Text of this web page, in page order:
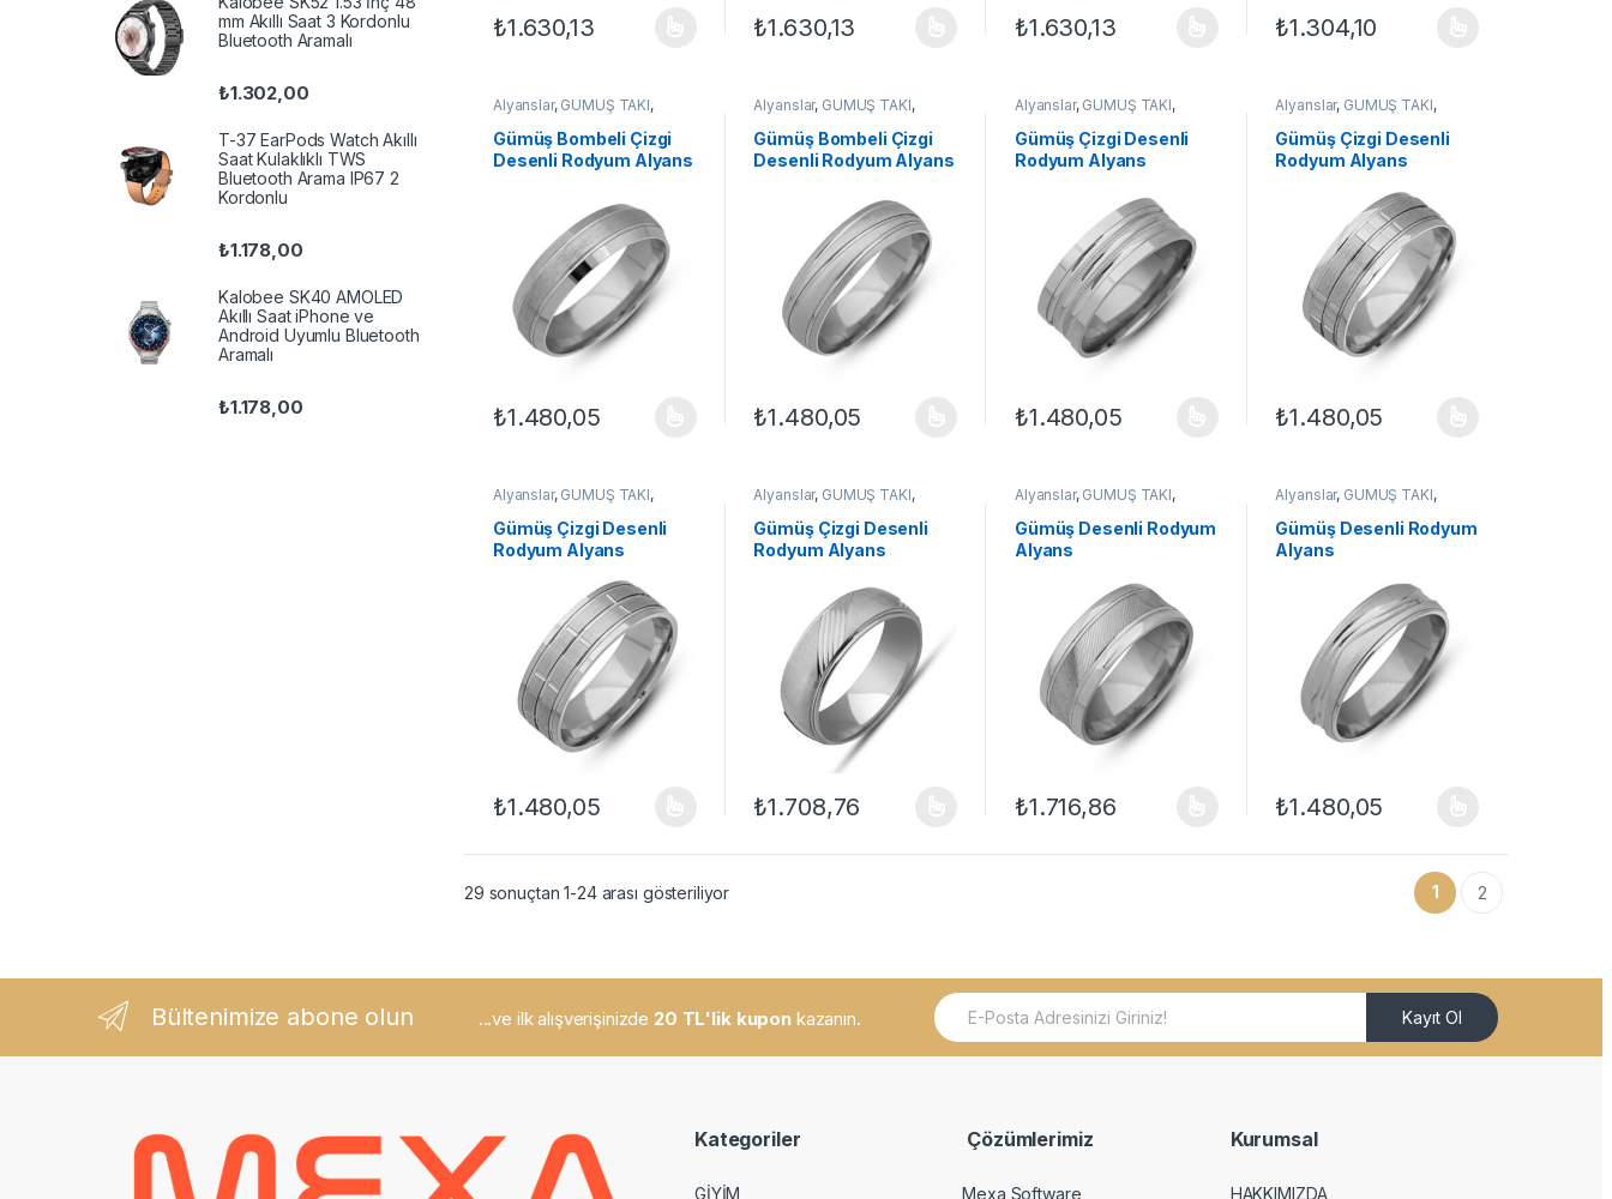
₺1.630,13
Bu ürünün birden fazla varyasyonu var. Seçenekler ürün sayfasından seçilebilir
₺1.630,13
Bu ürünün birden fazla varyasyonu var. Seçenekler ürün sayfasından seçilebilir
₺1.630,13
Bu ürünün birden fazla varyasyonu var. Seçenekler ürün sayfasından
₺1.304,10
Bu ürünün birden fazla varyasyonu var.
Alyanslar, GÜMÜŞ TAKI,
Klasik Alyanslar
Yüzük
Gümüş Bombeli Çizgi
Desenli Rodyum Alyans
₺1.480,05
Bu ürünün birden fazla varyasyonu var. Seçenekler ürün sayfasından seçilebilir
Alyanslar, GÜMÜŞ TAKI,
Klasik Alyanslar
Yüzük
Gümüş Bombeli Çizgi
Desenli Rodyum Alyans
₺1.480,05
Bu ürünün birden fazla varyasyonu var. Seçenekler ürün sayfasından seçilebilir
Alyanslar, GÜMÜŞ TAKI,
Klasik Alyanslar
Yüzük
Gümüş Çizgi Desenli
Rodyum Alyans
₺1.480,05
Bu ürünün birden fazla varyasyonu var. Seçenekler ürün sayfasından
Alyanslar, GÜMÜŞ TAKI,
Klasik Alyanslar
Yüzük
Gümüş Çizgi Desenli
Rodyum Alyans
₺1.480,05
Bu ürünün birden fazla varyasyonu var.
Alyanslar, GÜMÜŞ TAKI,
Klasik Alyanslar
Yüzük
Gümüş Çizgi Desenli
Rodyum Alyans
₺1.480,05
Bu ürünün birden fazla varyasyonu var. Seçenekler ürün sayfasından seçilebilir
Alyanslar, GÜMÜŞ TAKI,
Klasik Alyanslar
Yüzük
Gümüş Çizgi Desenli
Rodyum Alyans
₺1.708,76
Bu ürünün birden fazla varyasyonu var. Seçenekler ürün sayfasından seçilebilir
Alyanslar, GÜMÜŞ TAKI,
Klasik Alyanslar
Yüzük
Gümüş Desenli Rodyum
Alyans
₺1.716,86
Bu ürünün birden fazla varyasyonu var. Seçenekler ürün sayfasından
Alyanslar, GÜMÜŞ TAKI,
Klasik Alyanslar
Yüzük
Gümüş Desenli Rodyum
Alyans
₺1.480,05
Bu ürünün birden fazla varyasyonu var.
29 sonuçtan 1-24 arası gösteriliyor 1 2
mm Akıllı Saat 3 Kordonlu
Bluetooth Aramalı
₺1.302,00
T-37 EarPods Watch Akıllı
Saat Kulaklıklı TWS
Bluetooth Arama IP67 2
Kordonlu
₺1.178,00
Kalobee SK40 AMOLED
Akıllı Saat iPhone ve
Android Uyumlu Bluetooth
Aramalı
₺1.178,00
Bültenimize abone olun ...ve ilk alışverişinizde 20 TL'lik kuponkazanın.
E
m
Kayıt Ol
Kategoriler
GİYİM
Çözümlerimiz
Mexa Software
Kurumsal
HAKKIMIZDA